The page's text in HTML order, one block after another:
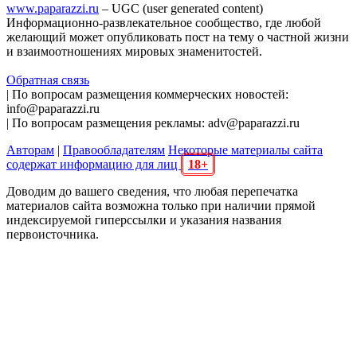
www.paparazzi.ru – UGC (user generated content)
Информационно-развлекательное сообщество, где любой
желающий может опубликовать пост на тему о частной жизни
и взаимоотношениях мировых знаменитостей.
Обратная связь
| По вопросам размещения коммерческих новостей:
info@paparazzi.ru
| По вопросам размещения рекламы: adv@paparazzi.ru
Авторам | Правообладателям Некоторые материалы сайта
содержат информацию для лиц
18+
Доводим до вашего сведения, что любая перепечатка
материалов сайта возможна только при наличии прямой
индексируемой гиперссылки и указания названия
первоисточника.